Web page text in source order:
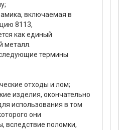
включаемая в
8113,
как единый
металл.
термины
отходы и лом;
изделия, окончательно
использования в том
они
вследствие поломки,